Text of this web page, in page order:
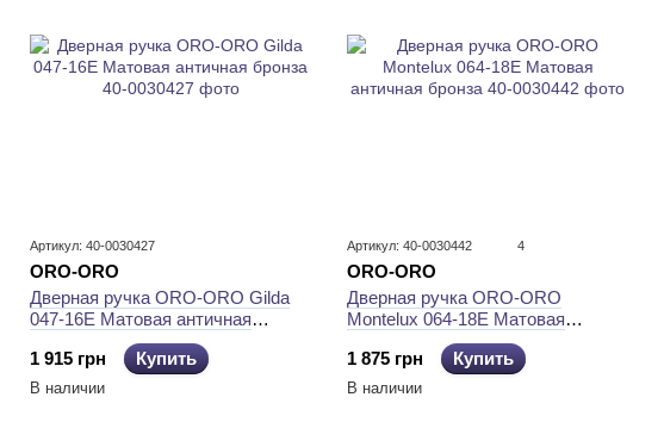
Артикул: 40-0030427
ORO-ORO
Дверная ручка ORO-ORO Gilda
047-16E Матовая античная
1 915 грн
Купить
В наличии
Артикул: 40-0030442 4
ORO-ORO
Дверная ручка ORO-ORO
Montelux 064-18E Матовая
античная бронза
1 875 грн
Купить
В наличии